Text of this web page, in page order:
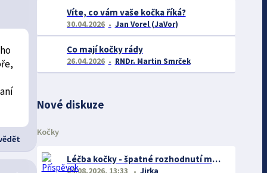
Víte, co vám vaše kočka říká?
30.04.2026 Jan Vorel (JaVor)
Co mají kočky rády
26.04.2026 RNDr. Martin Smrček
Nové diskuze
Kočky
Léčba kočky - špatné rozhodnutí majitele
04.08.2026, 13:33 Jirka